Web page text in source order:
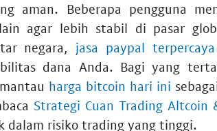
aman. Beberapa pengguna
agar lebih stabil di pasar
negara, jasa paypal terpercaya
dana Anda. Bagi yang
harga bitcoin hari ini
Strategi Cuan Trading Altcoin
dalam risiko trading yang tinggi.